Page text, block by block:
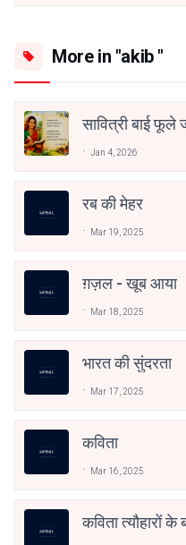
More in "akib "
सावित्री बाई फूले
Jan 4, 2026
रब की मेहर
Mar 19, 2025
ग़ज़ल - खूब आया
Mar 18, 2025
भारत की सुंदरता
Mar 17, 2025
कविता
Mar 16, 2025
कविता त्यौहारों के